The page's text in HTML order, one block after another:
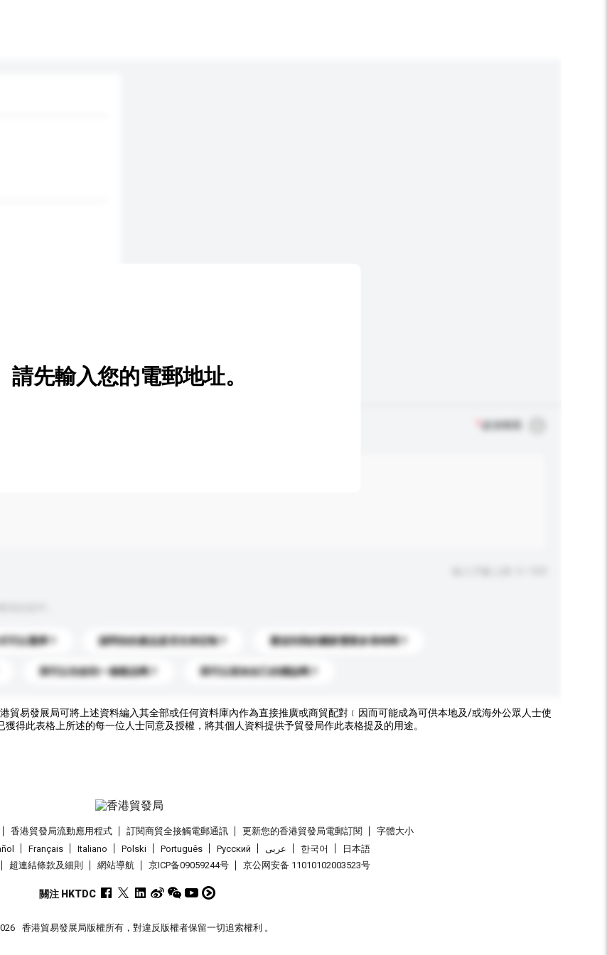
可以選擇？ 請問你的產品是否支持定制？ 運送到我的國家需要多長時間？
我可以先收到一個樣品嗎？ 我可以添加自己的標誌嗎？
請先輸入您的電郵地址。
貿易發展局可將上述資料編入其全部或任何資料庫內作為直接推廣或商貿配對﹝因而可能成為可供本地及/或海外公眾人士使
得此表格上所述的每一位人士同意及授權，將其個人資料提供予貿發局作此表格提及的用途。
香港貿發局流動應用程式 訂閱商貿全接觸電郵通訊 更新您的香港貿發局電郵訂閱
字體大小
Français Italiano Polski Português Pусский عربى 한국어
日本語
超連結條款及細則 網站導航 京ICP备09059244号 京公网安备 11010102003523号
關注 HKTDC
香港貿易發展局版權所有，對違反版權者保留一切追索權利 。